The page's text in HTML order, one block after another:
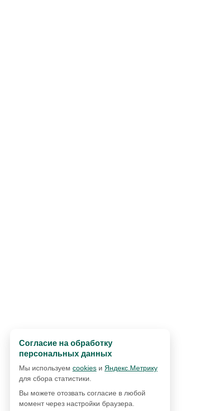
Согласие на обработку
персональных данных
Мы используем cookies и Яндекс.Метрику
для сбора статистики.
Вы можете отозвать согласие в любой
момент через настройки браузера.